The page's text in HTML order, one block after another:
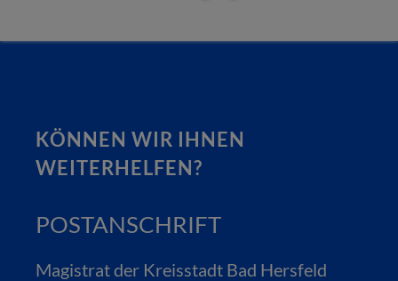
KÖNNEN WIR IHNEN
WEITERHELFEN?
POSTANSCHRIFT
Magistrat der Kreisstadt Bad Hersfeld